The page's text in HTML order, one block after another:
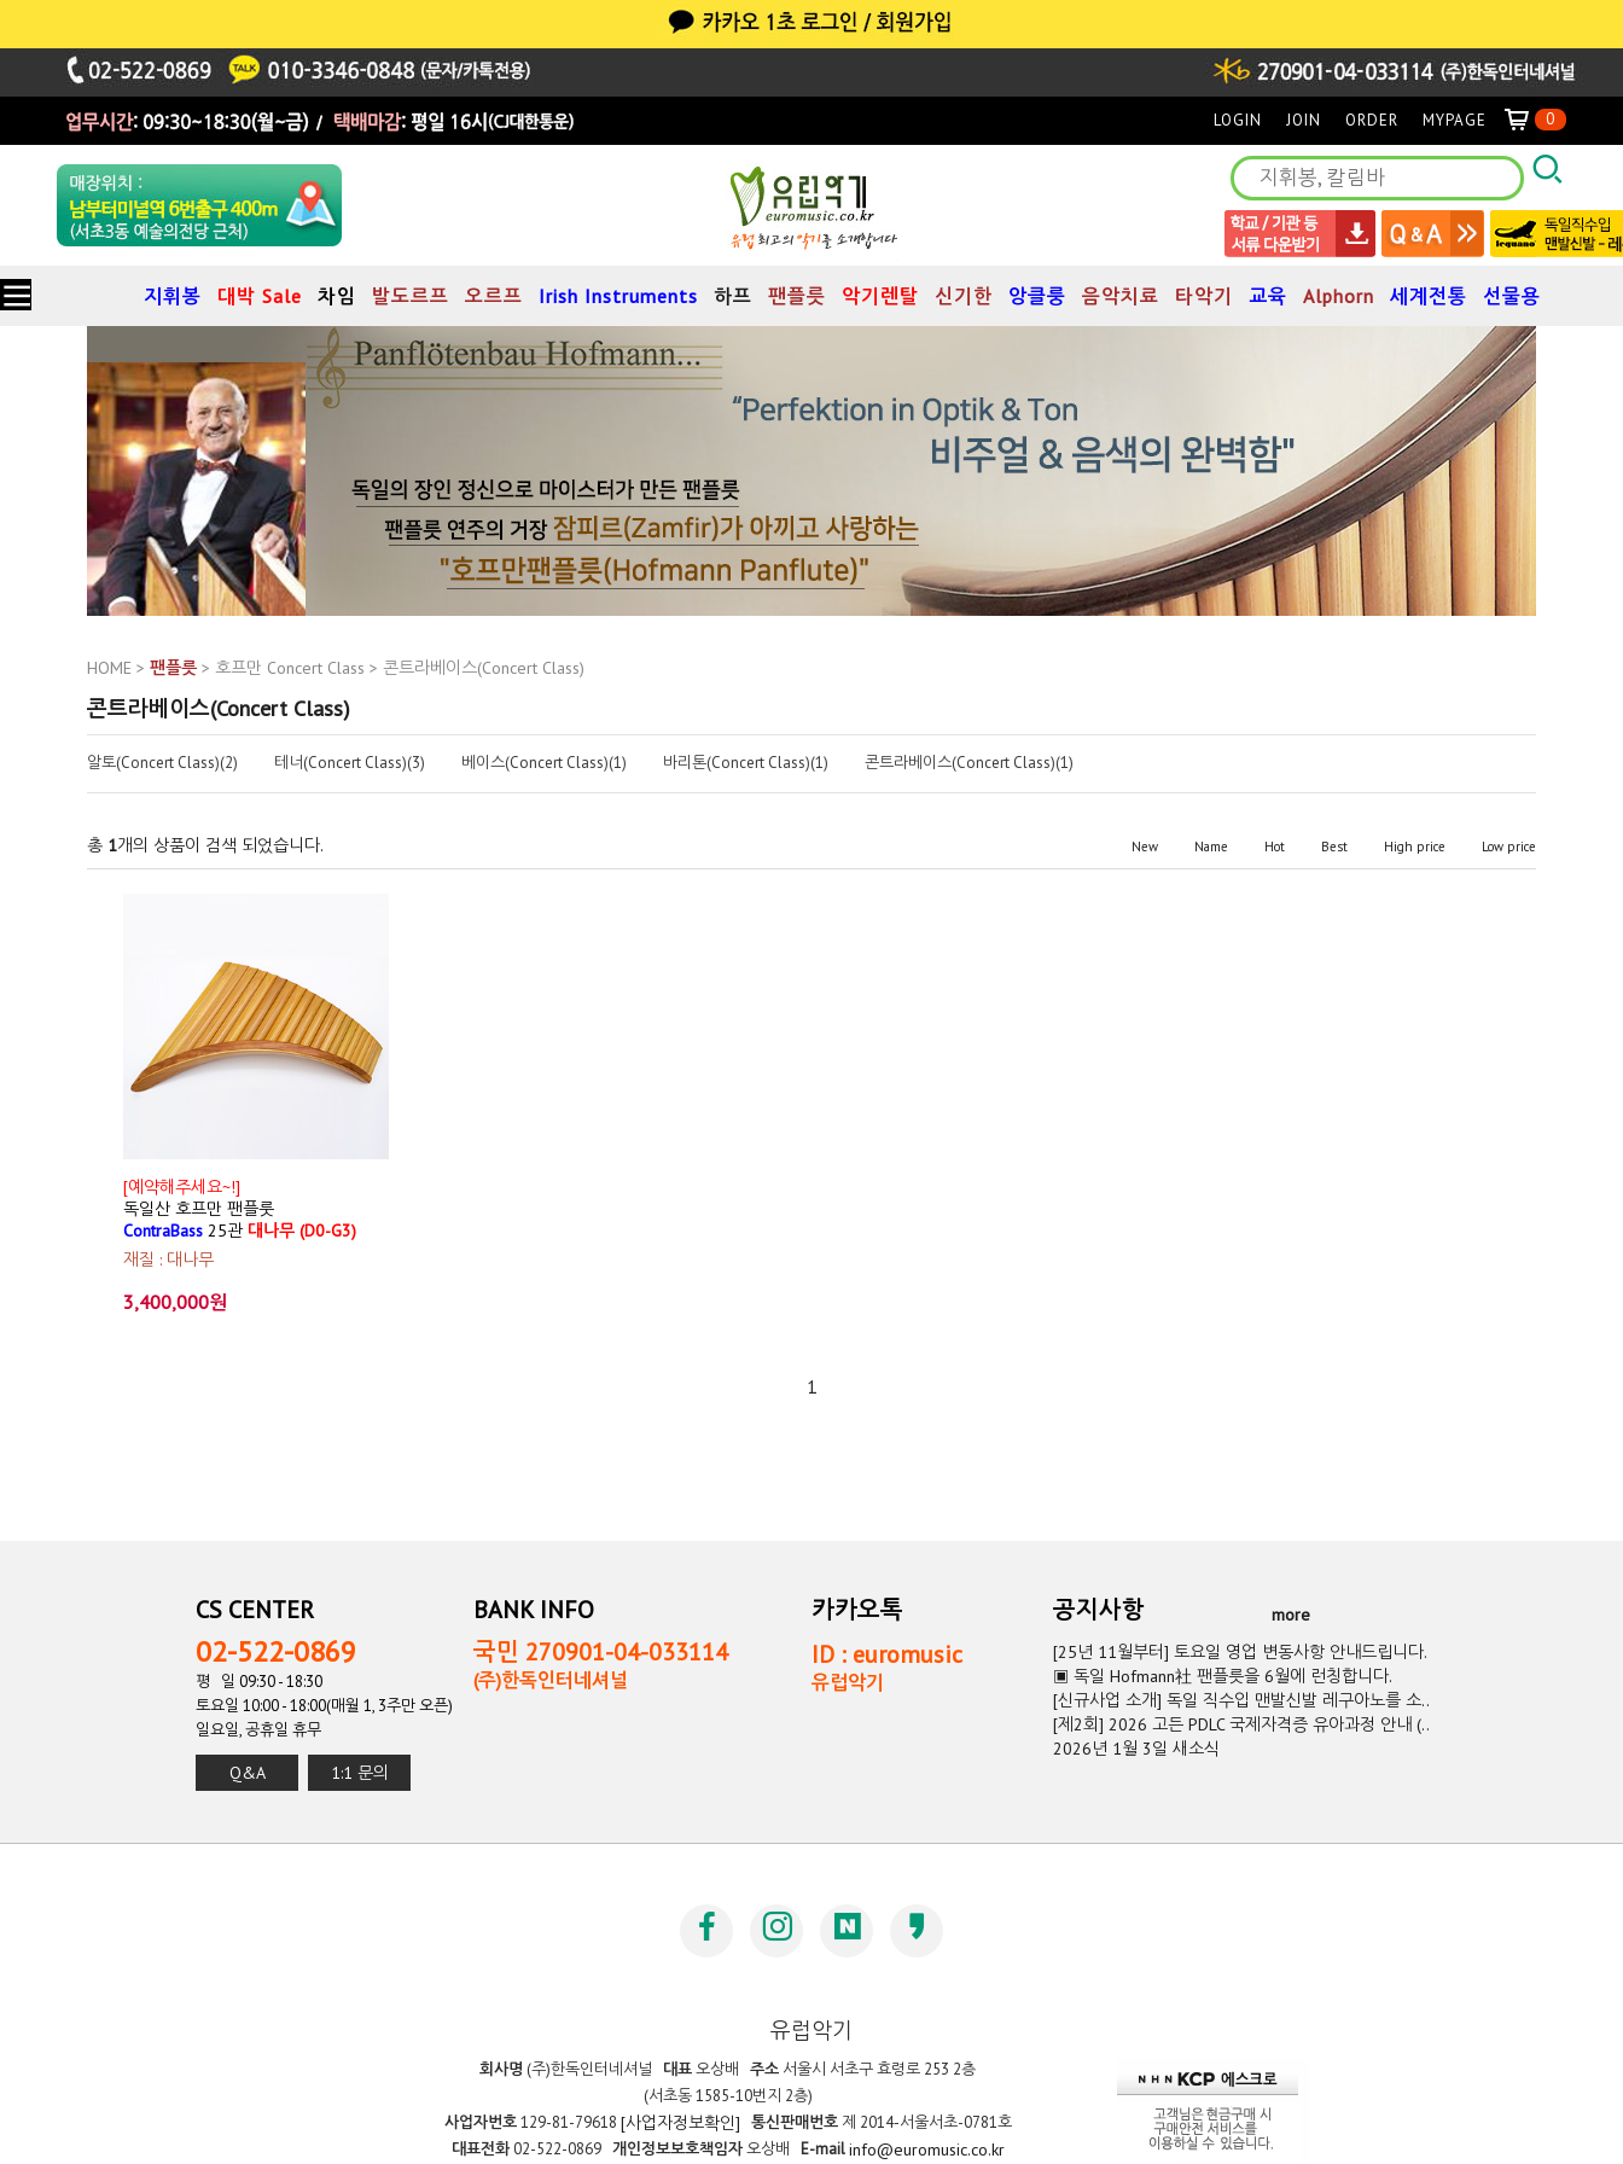
LOGIN JOIN ORDER MYPAGE 0
지휘봉 대박 Sale 차임 발도르프 오르프 Irish Instruments 하프 팬플릇 악기렌탈 신기한 앙클룽 음악치료 타악기 교육 Alphorn 세계전통 선물용
HOME > 팬플릇 > 호프만 Concert Class > 콘트라베이스(Concert Class)
콘트라베이스(Concert Class)
알토(Concert Class)(2) 테너(Concert Class)(3) 베이스(Concert Class)(1) 바리톤(Concert Class)(1) 콘트라베이스(Concert Class)(1)
총 1개의 상품이 검색 되었습니다. New Name Hot Best High price Low price
[예약해주세요~!]
독일산 호프만 팬플룻
ContraBass 25관대나무 (D0-G3)
재질 : 대나무
3,400,000원
1
CS CENTER
02-522-0869
평 일 09:30 - 18:30
토요일 10:00 - 18:00(매월 1, 3주만 오픈)
일요일, 공휴일 휴무
Q&A 1:1 문의
BANK INFO
국민 270901-04-033114
(주)한독인터네셔널
카카오톡
ID : euromusic
유럽악기
공지사항
more
[25년 11월부터] 토요일 영업 변동사항 안내드립니다.
▣ 독일 Hofmann社 팬플릇을 6월에 런칭합니다.
[신규사업 소개] 독일 직수입 맨발신발 레구아노를 소..
[제2회] 2026 고든 PDLC 국제자격증 유아과정 안내 (..
2026년 1월 3일 새소식
유럽악기
회사명 (주)한독인터네셔널 대표오상배 주소 서울시 서초구 효령로 253 2층
(서초동 1585-10번지 2층)
사업자번호129-81-79618 [사업자정보확인] 통신판매번호제 2014-서울서초-0781호
대표전화02-522-0869 개인정보보호책임자오상배 E-mail info@euromusic.co.kr